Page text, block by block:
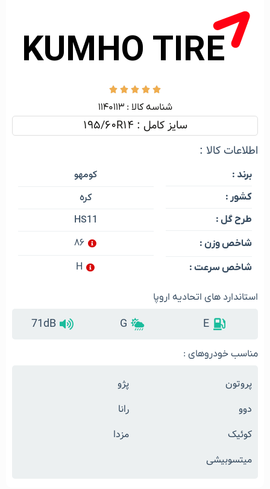





شناسه کالا :‌ ۱۱۴۰۱۱۳
سایز کامل : 195/60R14
اطلاعات کالا :
برند :
کشور :
طرح گل :
شاخص وزن :
شاخص سرعت :
کومهو
کره
HS11
۸۶
H
استاندارد های اتحادیه اروپا
E
G
71dB
مناسب خودروهای :
پروتون
پژو
دوو
رانا
کوئیک
مزدا
میتسوبیشی